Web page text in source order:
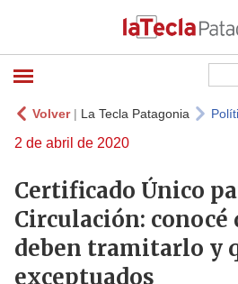
Volver| La Tecla Patagonia
2 de abril de 2020
Certificado Único
Circulación: conocé
deben tramitarlo y
exceptuados